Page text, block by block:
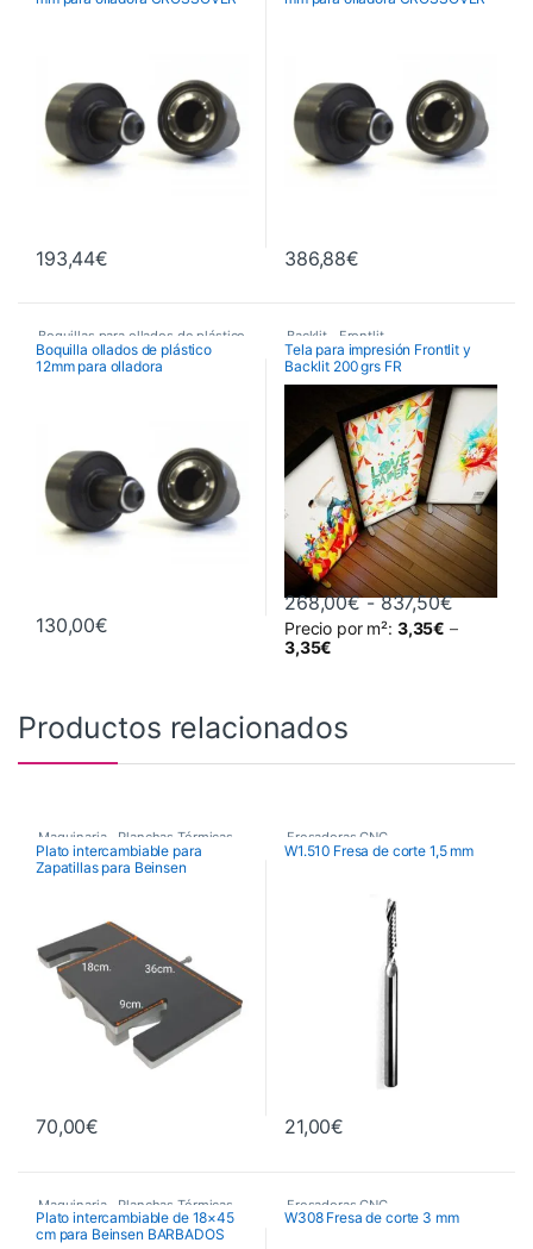
193,44€ 386,88€
Boquillas para ollados de plástico
, Maquinaria,
Boquilla ollados de plástico
12mm para olladora
130,00€
Backlit Frontlit
Telas Para Ecosolventes, Látex y
Telas y Sublimación
Tela para impresión Frontlit y
Backlit 200 grs FR
268,00€ - 837,50€Rango
Precio por m²: 3,35€ –
3,35€
Este producto tiene múltiples
Productos relacionados
Maquinaria Planchas Térmicas
Recambios Planchas
Plato intercambiable para
Zapatillas para Beinsen
70,00€
Fresadoras CNC
W1.510 Fresa de corte 1,5 mm
21,00€
Maquinaria Planchas Térmicas
Recambios Planchas
Plato intercambiable de 18×45
cm para Beinsen BARBADOS
Fresadoras CNC
W308 Fresa de corte 3 mm